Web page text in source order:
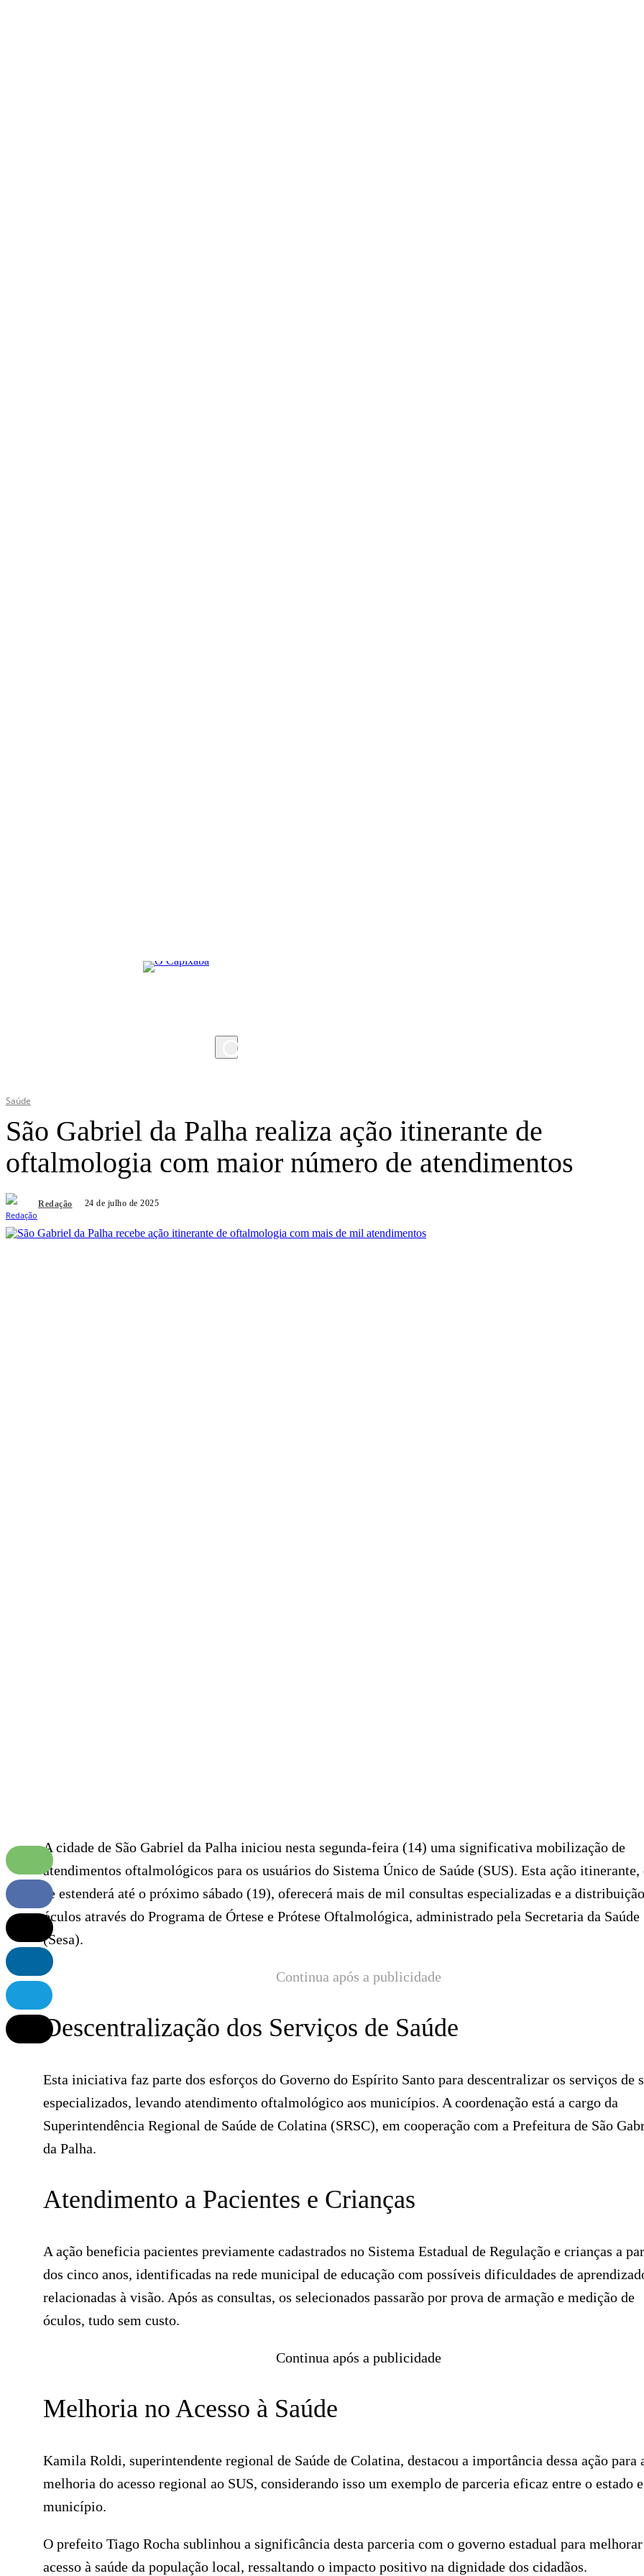
Saúde
São Gabriel da Palha realiza ação itinerante de
oftalmologia com maior número de atendimentos
Redação 24 de julho de 2025
A cidade de São Gabriel da Palha iniciou nesta segunda-feira (14) uma significativa mobilização de
atendimentos oftalmológicos para os usuários do Sistema Único de Saúde (SUS). Esta ação itinerante,
se estenderá até o próximo sábado (19), oferecerá mais de mil consultas especializadas e a
óculos através do Programa de Órtese e Prótese Oftalmológica, administrado pela Secretaria da Saúde
(Sesa).
Continua após a publicidade
Descentralização dos Serviços de Saúde
Esta iniciativa faz parte dos esforços do Governo do Espírito Santo para descentralizar os serviços de
especializados, levando atendimento oftalmológico aos municípios. A coordenação está a cargo da
Superintendência Regional de Saúde de Colatina (SRSC), em cooperação com a Prefeitura de São
da Palha.
Atendimento a Pacientes e Crianças
A ação beneficia pacientes previamente cadastrados no Sistema Estadual de Regulação e crianças a
dos cinco anos, identificadas na rede municipal de educação com possíveis dificuldades de
relacionadas à visão. Após as consultas, os selecionados passarão por prova de armação e medição de
óculos, tudo sem custo.
Continua após a publicidade
Melhoria no Acesso à Saúde
Kamila Roldi, superintendente regional de Saúde de Colatina, destacou a importância dessa ação para
melhoria do acesso regional ao SUS, considerando isso um exemplo de parceria eficaz entre o estado
município.
O prefeito Tiago Rocha sublinhou a significância desta parceria com o governo estadual para
acesso à saúde da população local, ressaltando o impacto positivo na dignidade dos cidadãos.